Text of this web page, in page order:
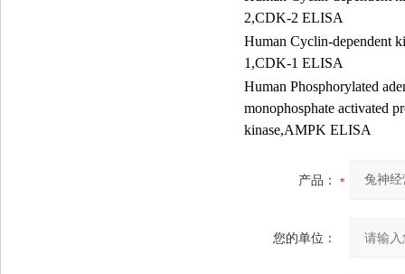
2,CDK-2 ELISA
Human Cyclin-dependent
1,CDK-1 ELISA
Human Phosphorylated
monophosphate activated
kinase,AMPK ELISA
产品：
您的单位：